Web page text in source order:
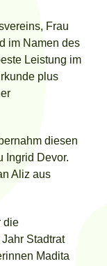
Frau
im Namen des
Leistung im
plus
diesen
Ingrid Devor.
Aliz aus
die
Stadtrat
Madita